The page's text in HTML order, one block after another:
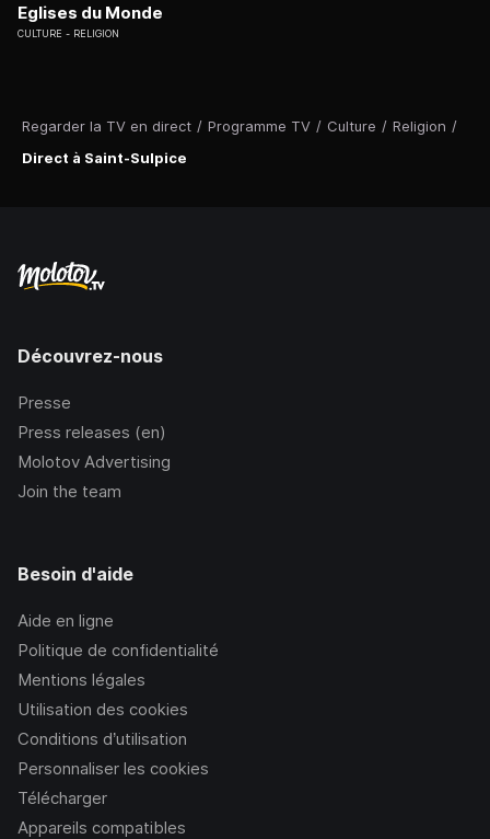
Regarder la TV en direct / Programme TV / Culture / Religion /
Direct à Saint-Sulpice
Eglises du Monde
CULTURE RELIGION
Découvrez-nous
Presse
Press releases (en)
Molotov Advertising
Join the team
Besoin d'aide
Aide en ligne
Politique de confidentialité
Mentions légales
Utilisation des cookies
Conditions d’utilisation
Personnaliser les cookies
Télécharger
Appareils compatibles